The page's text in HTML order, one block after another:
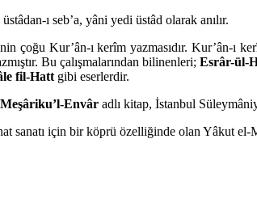
ı seb’a, yâni yedi üstâd olarak anılır.
çoğu Kur’ân-ı kerîm yazmasıdır. Kur’ân-
Bu çalışmalarından bilinenleri; Esrâr-ül-
fil-Hatt gibi eserlerdir.
Meşâriku’l-Envâr adlı kitap, İstanbul
sanatı için bir köprü özelliğinde olan Yâkut el-